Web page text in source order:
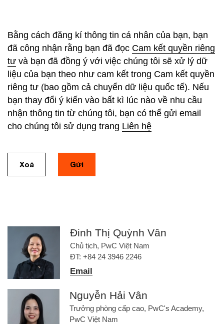
Bằng cách đăng kí thông tin cá nhân của bạn, bạn
đã công nhận rằng bạn đã đọc Cam kết quyền riêng
tư và bạn đã đồng ý với việc chúng tôi sẽ xử lý dữ
liệu của bạn theo như cam kết trong Cam kết quyền
riêng tư (bao gồm cả chuyển dữ liệu quốc tế). Nếu
bạn thay đổi ý kiến vào bất kì lúc nào về nhu cầu
nhận thông tin từ chúng tôi, bạn có thể gửi email
cho chúng tôi sử dụng trang Liên hệ
Xoá Gửi
Đinh Thị Quỳnh Vân
Chủ tịch, PwC Việt Nam
ĐT: +84 24 3946 2246
Email
Nguyễn Hải Vân
Trưởng phòng cấp cao, PwC's Academy,
PwC Việt Nam